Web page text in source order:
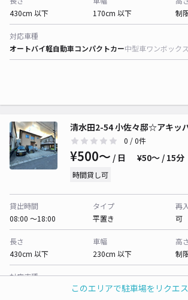
このエリアで駐車場をリクエ
430cm 以下
170cm 以下
制
対応車種
オートバイ軽自動車コンパクトカー中型車ワンボックス
清水田2-54 小佐々邸☆アキッ
0 / 0件
¥500〜 / 日 ¥50〜 / 15分
時間貸し可
貸出時間
08:00 〜18:00
タイプ
平置き
再
可
長さ
430cm 以下
車幅
230cm 以下
高さ
制
対応車種
軽自動車コンパクトカー中型車ワンボックス